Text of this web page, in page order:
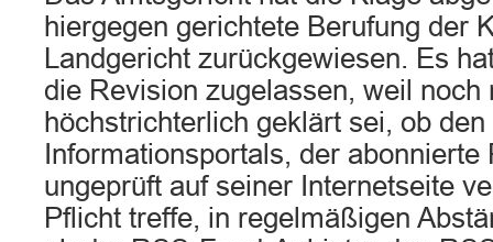
hiergegen gerichtete Berufung der
Landgericht zurückgewiesen. Es
die Revision zugelassen, weil noch
höchstrichterlich geklärt sei, ob
Informationsportals, der abonnierte
ungeprüft auf seiner Internetseite
Pflicht treffe, in regelmäßigen